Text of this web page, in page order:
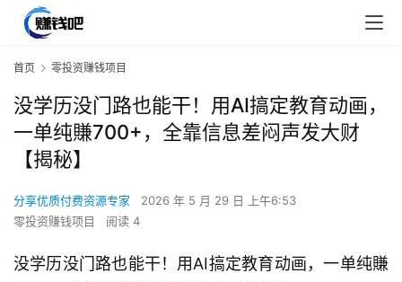
首页 零投资赚钱项目
没学历没门路也能干！用AI搞定教育动画，
一单纯賺700+，全靠信息差闷声发大财
【揭秘】
分享优质付费资源专家
2026 年 5 月 29 日 上午6:53
零投资赚钱项目
阅读 4
没学历没门路也能干！用AI搞定教育动画，一单纯賺